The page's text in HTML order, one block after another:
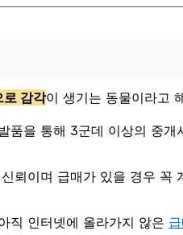
로 감각이 생기는 동물이라고
품을 통해 3군데 이상의 중개
뢰이며 급매가 있을 경우 꼭
직 인터넷에 올라가지 않은